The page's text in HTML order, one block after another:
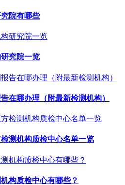
院有哪些
究院一览
在哪办理（附最新检测机构）
测机构质检中心名单一览
构质检中心有哪些？